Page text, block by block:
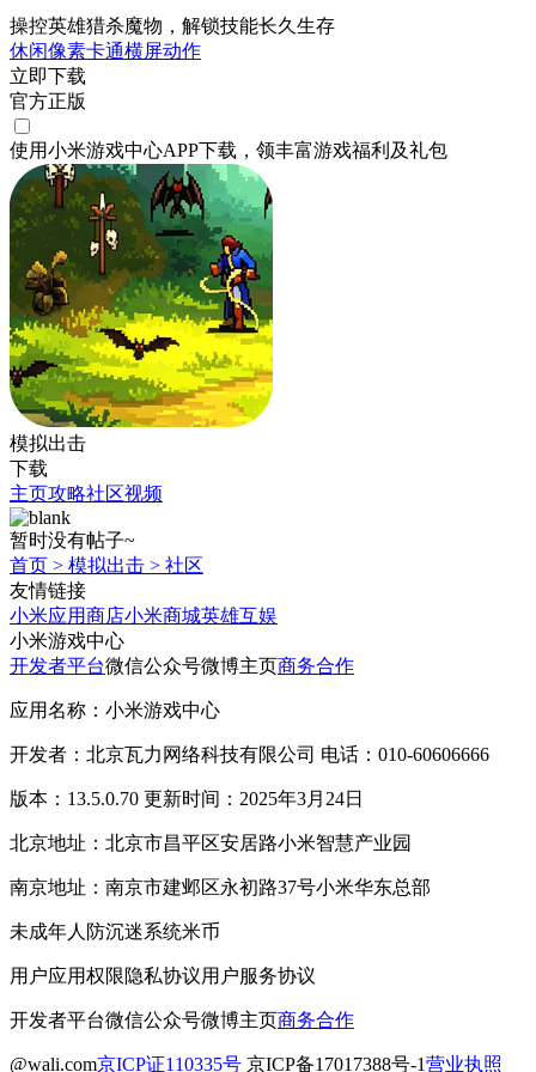
操控英雄猎杀魔物，解锁技能长久生存
休闲像素卡通横屏动作
立即下载
官方正版
使用小米游戏中心APP下载 ，领丰富游戏福利 及礼包
模拟出击
下载
主页攻略社区视频
暂时没有帖子~
首页 > 模拟出击 > 社区
友情链接
小米应用商店小米商城英雄互娱
小米游戏中心
开发者平台微信公众号微博主页商务合作
应用名称：小米游戏中心
开发者：北京瓦力网络科技有限公司 电话：010-60606666
版本：13.5.0.70 更新时间：2025年3月24日
北京地址：北京市昌平区安居路小米智慧产业园
南京地址：南京市建邺区永初路37号小米华东总部
未成年人防沉迷系统米币
用户应用权限隐私协议用户服务协议
开发者平台微信公众号微博主页商务合作
@wali.com京ICP证110335号 京ICP备17017388号-1营业执照